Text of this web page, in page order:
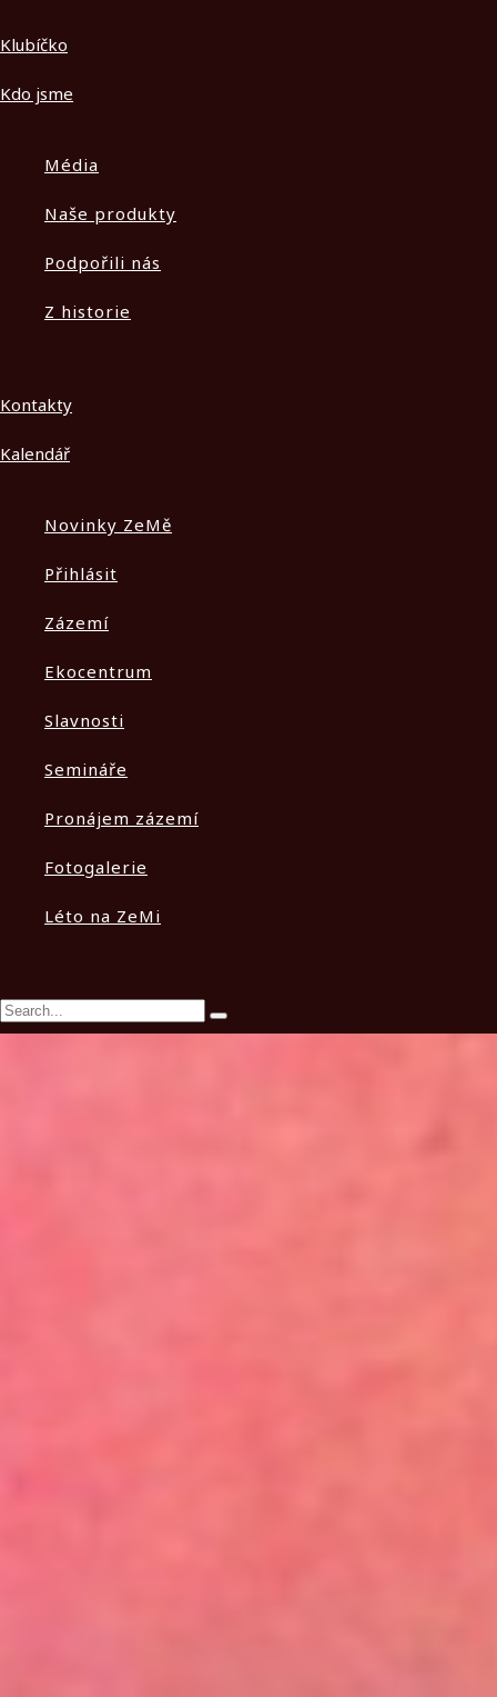
Klubíčko
Kdo jsme
Média
Naše produkty
Podpořili nás
Z historie
Kontakty
Kalendář
Novinky ZeMě
Přihlásit
Zázemí
Ekocentrum
Slavnosti
Semináře
Pronájem zázemí
Fotogalerie
Léto na ZeMi